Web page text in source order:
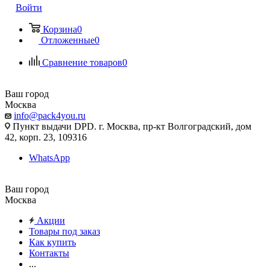
Войти
Корзина0
Отложенные0
Сравнение товаров0
Ваш город
Москва
info@pack4you.ru
Пункт выдачи DPD. г. Москва, пр-кт Волгоградский, дом
42, корп. 23, 109316
WhatsApp
Ваш город
Москва
Акции
Товары под заказ
Как купить
Контакты
...